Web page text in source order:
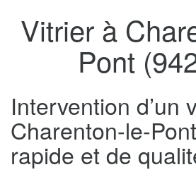
Vitrier à
Pont
Intervention d’un
Charenton-le-
rapide et de